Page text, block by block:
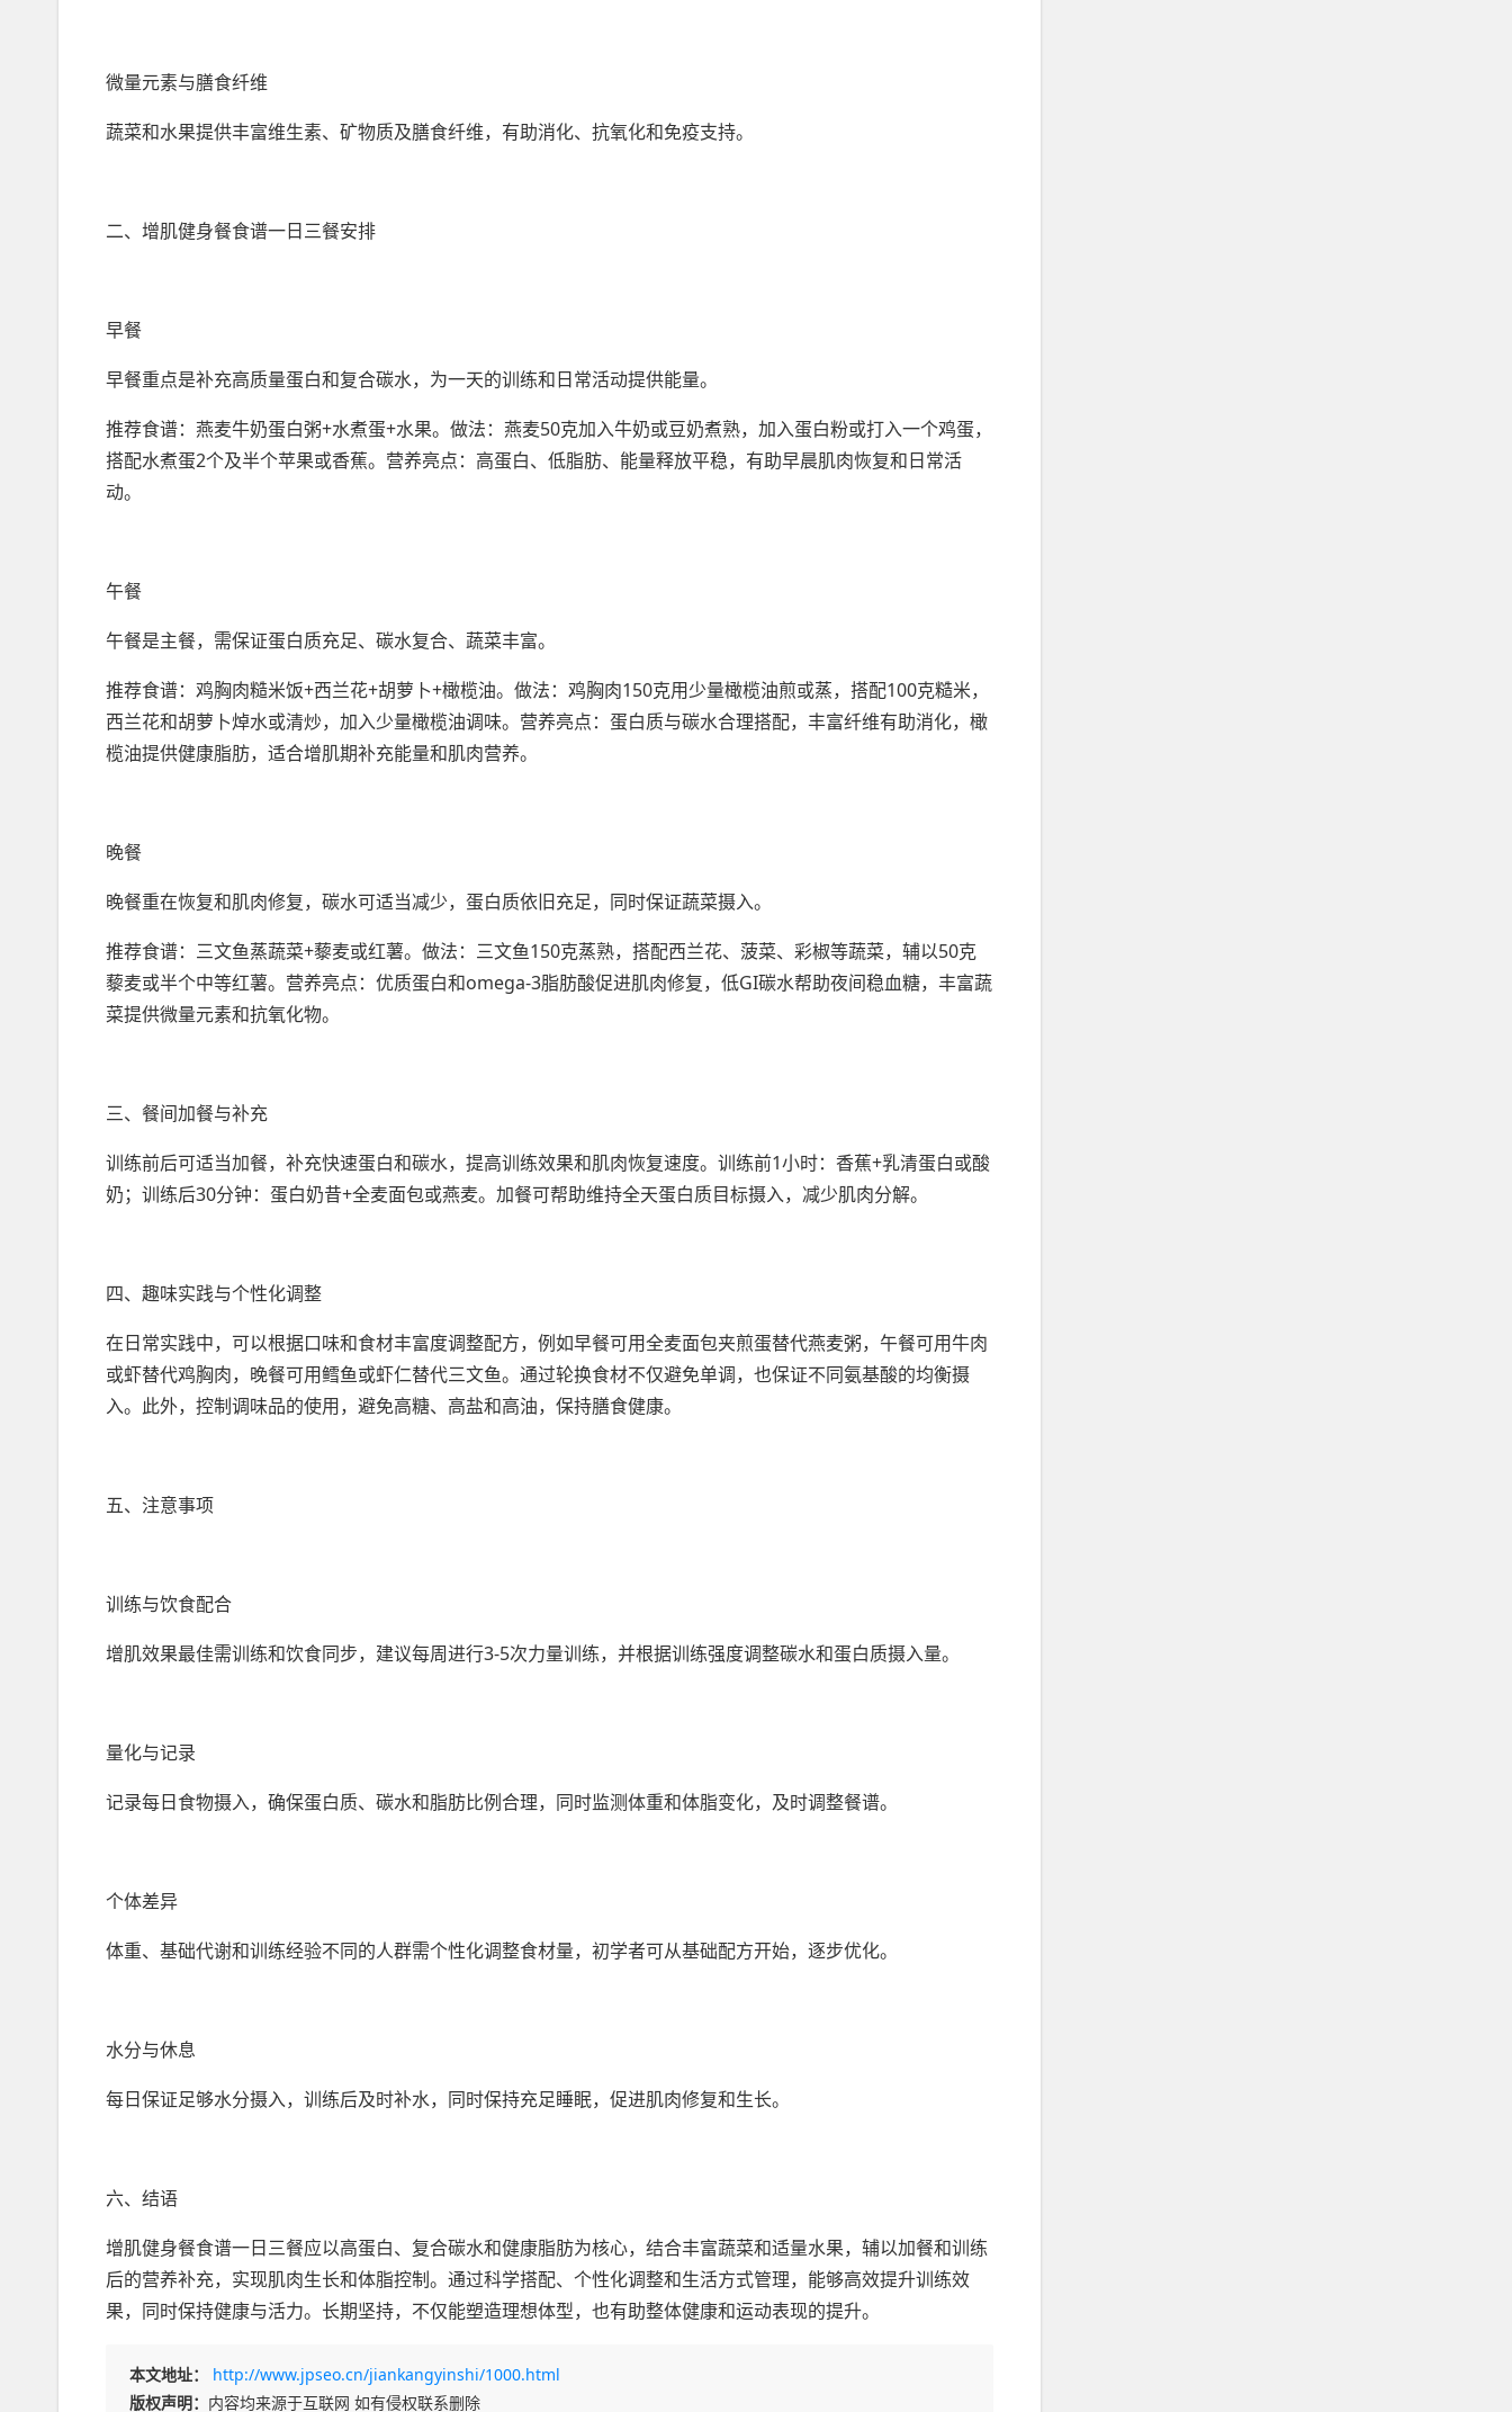
微量元素与膳食纤维
蔬菜和水果提供丰富维生素、矿物质及膳食纤维，有助消化、抗氧化和免疫支持。
二、增肌健身餐食谱一日三餐安排
早餐
早餐重点是补充高质量蛋白和复合碳水，为一天的训练和日常活动提供能量。
推荐食谱：燕麦牛奶蛋白粥+水煮蛋+水果。做法：燕麦50克加入牛奶或豆奶煮熟，加入蛋白粉或打入一个鸡蛋，
搭配水煮蛋2个及半个苹果或香蕉。营养亮点：高蛋白、低脂肪、能量释放平稳，有助早晨肌肉恢复和日常活
动。
午餐
午餐是主餐，需保证蛋白质充足、碳水复合、蔬菜丰富。
推荐食谱：鸡胸肉糙米饭+西兰花+胡萝卜+橄榄油。做法：鸡胸肉150克用少量橄榄油煎或蒸，搭配100克糙米，
西兰花和胡萝卜焯水或清炒，加入少量橄榄油调味。营养亮点：蛋白质与碳水合理搭配，丰富纤维有助消化，橄
榄油提供健康脂肪，适合增肌期补充能量和肌肉营养。
晚餐
晚餐重在恢复和肌肉修复，碳水可适当减少，蛋白质依旧充足，同时保证蔬菜摄入。
推荐食谱：三文鱼蒸蔬菜+藜麦或红薯。做法：三文鱼150克蒸熟，搭配西兰花、菠菜、彩椒等蔬菜，辅以50克
藜麦或半个中等红薯。营养亮点：优质蛋白和omega-3脂肪酸促进肌肉修复，低GI碳水帮助夜间稳血糖，丰富蔬
菜提供微量元素和抗氧化物。
三、餐间加餐与补充
训练前后可适当加餐，补充快速蛋白和碳水，提高训练效果和肌肉恢复速度。训练前1小时：香蕉+乳清蛋白或酸
奶；训练后30分钟：蛋白奶昔+全麦面包或燕麦。加餐可帮助维持全天蛋白质目标摄入，减少肌肉分解。
四、趣味实践与个性化调整
在日常实践中，可以根据口味和食材丰富度调整配方，例如早餐可用全麦面包夹煎蛋替代燕麦粥，午餐可用牛肉
或虾替代鸡胸肉，晚餐可用鳕鱼或虾仁替代三文鱼。通过轮换食材不仅避免单调，也保证不同氨基酸的均衡摄
入。此外，控制调味品的使用，避免高糖、高盐和高油，保持膳食健康。
五、注意事项
训练与饮食配合
增肌效果最佳需训练和饮食同步，建议每周进行3-5次力量训练，并根据训练强度调整碳水和蛋白质摄入量。
量化与记录
记录每日食物摄入，确保蛋白质、碳水和脂肪比例合理，同时监测体重和体脂变化，及时调整餐谱。
个体差异
体重、基础代谢和训练经验不同的人群需个性化调整食材量，初学者可从基础配方开始，逐步优化。
水分与休息
每日保证足够水分摄入，训练后及时补水，同时保持充足睡眠，促进肌肉修复和生长。
六、结语
增肌健身餐食谱一日三餐应以高蛋白、复合碳水和健康脂肪为核心，结合丰富蔬菜和适量水果，辅以加餐和训练
后的营养补充，实现肌肉生长和体脂控制。通过科学搭配、个性化调整和生活方式管理，能够高效提升训练效
果，同时保持健康与活力。长期坚持，不仅能塑造理想体型，也有助整体健康和运动表现的提升。
本文地址：
http://www.jpseo.cn/jiankangyinshi/1000.html
版权声明： 内容均来源于互联网 如有侵权联系删除